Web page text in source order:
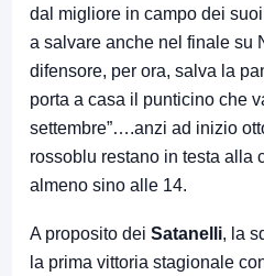
dal migliore in campo dei
a salvare anche nel finale su
difensore, per ora, salva la
porta a casa il punticino che
settembre”….anzi ad inizio
rossoblu restano in testa alla
almeno sino alle 14.
A proposito dei Satanelli, la
la prima vittoria stagionale